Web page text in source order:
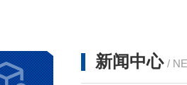
新闻中心 /